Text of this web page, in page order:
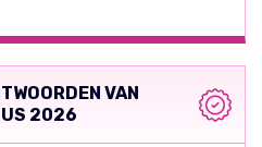
VAN
2026